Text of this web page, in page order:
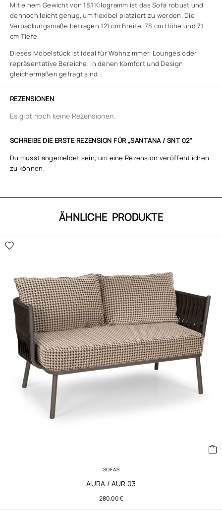
Mit einem Gewicht von 18,1 Kilogramm ist das Sofa robust und
dennoch leicht genug, um flexibel platziert zu werden. Die
Verpackungsmaße betragen 121 cm Breite, 78 cm Höhe und 71
cm Tiefe.
Dieses Möbelstück ist ideal für Wohnzimmer, Lounges oder
repräsentative Bereiche, in denen Komfort und Design
gleichermaßen gefragt sind.
REZENSIONEN
Es gibt noch keine Rezensionen.
SCHREIBE DIE ERSTE REZENSION FÜR „SANTANA / SNT 02“
Du musst angemeldet sein, um eine Rezension veröffentlichen
zu können.
ÄHNLICHE PRODUKTE
SOFAS
AURA / AUR 03
280,00€